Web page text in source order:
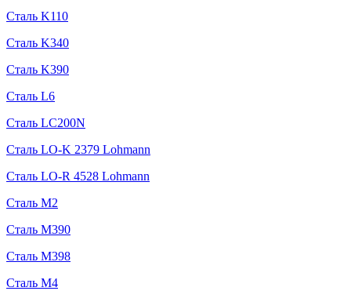
Сталь K110
Сталь K340
Сталь K390
Сталь L6
Сталь LC200N
Сталь LO-K 2379 Lohmann
Сталь LO-R 4528 Lohmann
Сталь M2
Сталь M390
Сталь M398
Сталь M4